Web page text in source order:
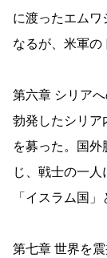
に渡ったエムワ
なるが、米軍の
第六章 シリア
勃発したシリア
を募った。国
じ、戦士の一
「イスラム国
第七章 世界を